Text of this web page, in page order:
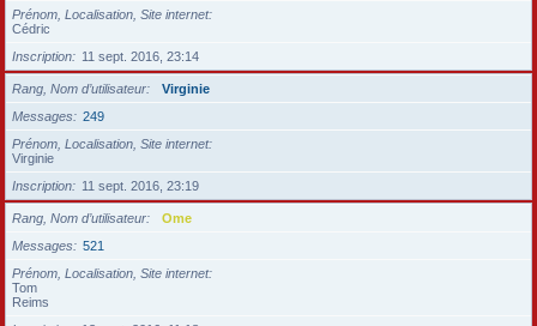
Prénom, Localisation, Site internet
Cédric
Inscription
11 sept. 2016, 23:14
Rang, Nom d’utilisateur
Virginie
Messages
249
Prénom, Localisation, Site internet
Virginie
Inscription
11 sept. 2016, 23:19
Rang, Nom d’utilisateur
Ome
Messages
521
Prénom, Localisation, Site internet
Tom
Reims